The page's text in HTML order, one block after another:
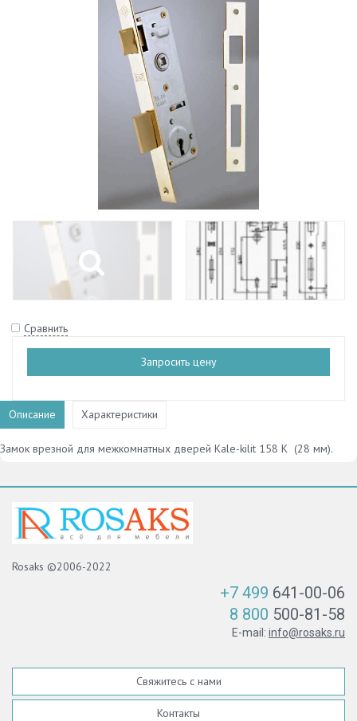
Сравнить
Запросить цену
Описание Характеристики
Замок врезной для межкомнатных дверей Kale-kilit 158 K (28 мм).
Rosaks ©2006-2022
+7 499 641-00-06
8 800 500-81-58
E-mail: info@rosaks.ru
Свяжитесь с нами
Контакты